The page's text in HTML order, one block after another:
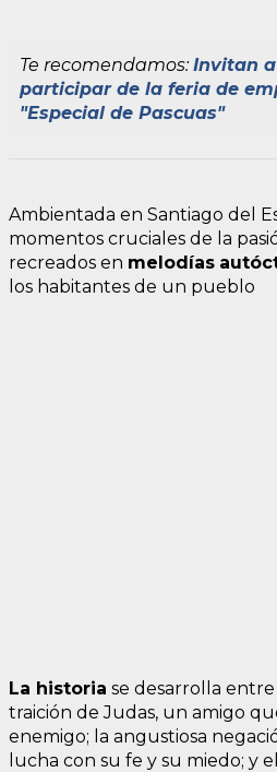
Te recomendamos:Invitan
participar de la feria de
"Especial de Pascuas"
Ambientada en Santiago del
momentos cruciales de la
recreados en melodías
los habitantes de un pueblo
La historia se desarrolla
traición de Judas, un amigo
enemigo; la angustiosa
lucha con su fe y su miedo; y